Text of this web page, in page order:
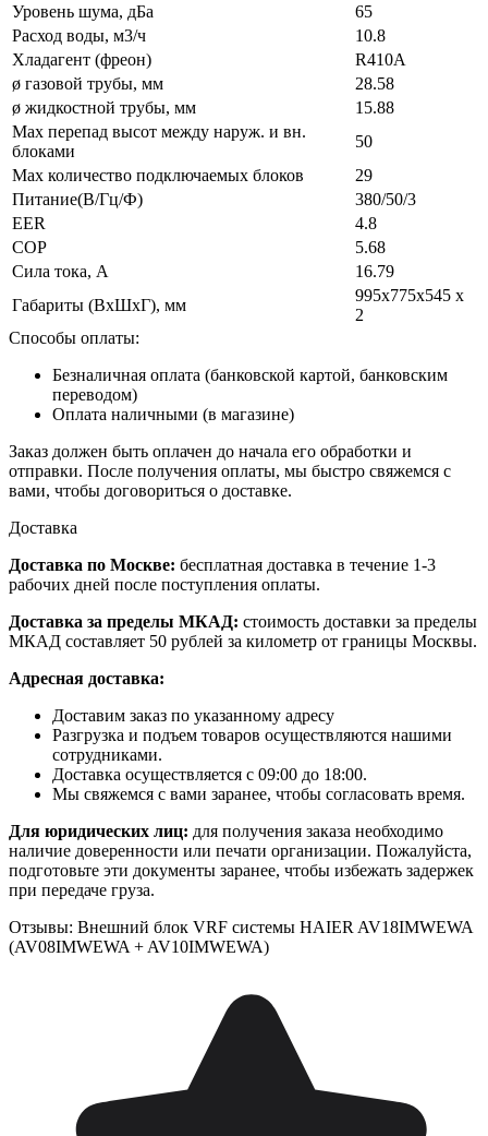
Уровень шума, дБа
65
Расход воды, м3/ч
10.8
Хладагент (фреон)
R410A
ø газовой трубы, мм
28.58
ø жидкостной трубы, мм
15.88
Max перепад высот между наруж. и вн.
блоками
50
Max количество подключаемых блоков
29
Питание(В/Гц/Ф)
380/50/3
EER
4.8
COP
5.68
Сила тока, А
16.79
Габариты (ВxШxГ), мм
995х775х545 х
2
Способы оплаты:
Безналичная оплата (банковской картой, банковским
переводом)
Оплата наличными (в магазине)
Заказ должен быть оплачен до начала его обработки и
отправки. После получения оплаты, мы быстро свяжемся с
вами, чтобы договориться о доставке.
Доставка
Доставка по Москве: бесплатная доставка в течение 1-3
рабочих дней после поступления оплаты.
Доставка за пределы МКАД: стоимость доставки за пределы
МКАД составляет 50 рублей за километр от границы Москвы.
Адресная доставка:
Доставим заказ по указанному адресу
Разгрузка и подъем товаров осуществляются нашими
сотрудниками.
Доставка осуществляется с 09:00 до 18:00.
Мы свяжемся с вами заранее, чтобы согласовать время.
Для юридических лиц: для получения заказа необходимо
наличие доверенности или печати организации. Пожалуйста,
подготовьте эти документы заранее, чтобы избежать задержек
при передаче груза.
Отзывы: Внешний блок VRF системы HAIER AV18IMWEWA
(AV08IMWEWA + AV10IMWEWA)